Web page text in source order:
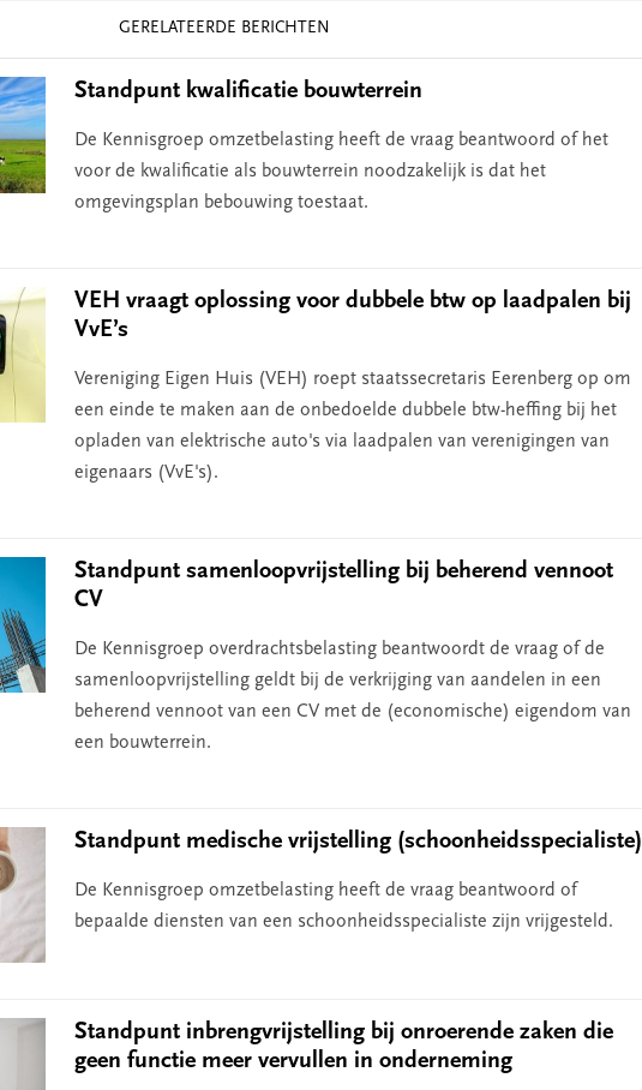
GERELATEERDE BERICHTEN
Standpunt kwalificatie bouwterrein
De Kennisgroep omzetbelasting heeft de vraag beantwoord of het
voor de kwalificatie als bouwterrein noodzakelijk is dat het
omgevingsplan bebouwing toestaat.
VEH vraagt oplossing voor dubbele btw op laadpalen bij
VvE’s
Vereniging Eigen Huis (VEH) roept staatssecretaris Eerenberg op om
een einde te maken aan de onbedoelde dubbele btw-heffing bij het
opladen van elektrische auto's via laadpalen van verenigingen van
eigenaars (VvE's).
Standpunt samenloopvrijstelling bij beherend vennoot
CV
De Kennisgroep overdrachtsbelasting beantwoordt de vraag of de
samenloopvrijstelling geldt bij de verkrijging van aandelen in een
beherend vennoot van een CV met de (economische) eigendom van
een bouwterrein.
Standpunt medische vrijstelling (schoonheidsspecialiste)
De Kennisgroep omzetbelasting heeft de vraag beantwoord of
bepaalde diensten van een schoonheidsspecialiste zijn vrijgesteld.
Standpunt inbrengvrijstelling bij onroerende zaken die
geen functie meer vervullen in onderneming